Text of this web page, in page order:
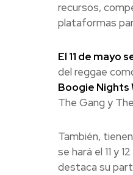
recursos,
plataformas
El 11 de mayo
del reggae
Boogie Nights
The Gang y
También,
se hará el 11 y
destaca su